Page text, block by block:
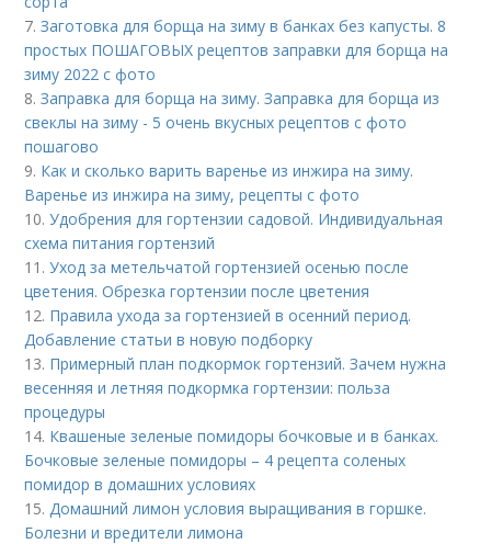
7.Заготовка для борща на зиму в банках без капусты. 8
простых ПОШАГОВЫХ рецептов заправки для борща на
зиму 2022 с фото
8.Заправка для борща на зиму. Заправка для борща из
свеклы на зиму - 5 очень вкусных рецептов с фото
пошагово
9. Как и сколько варить варенье из инжира на зиму.
Варенье из инжира на зиму, рецепты с фото
10.Удобрения для гортензии садовой. Индивидуальная
схема питания гортензий
11.Уход за метельчатой гортензией осенью после
цветения. Обрезка гортензии после цветения
12. Правила ухода за гортензией в осенний период.
Добавление статьи в новую подборку
13. Примерный план подкормок гортензий. Зачем нужна
весенняя и летняя подкормка гортензии: польза
процедуры
14. Квашеные зеленые помидоры бочковые и в банках.
Бочковые зеленые помидоры – 4 рецепта соленых
помидор в домашних условиях
15.Домашний лимон условия выращивания в горшке.
Болезни и вредители лимона